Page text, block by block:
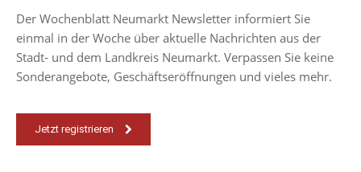
Der Wochenblatt Neumarkt Newsletter informiert Sie
einmal in der Woche über aktuelle Nachrichten aus der
Stadt- und dem Landkreis Neumarkt. Verpassen Sie keine
Sonderangebote, Geschäftseröffnungen und vieles mehr.
Jetzt registrieren